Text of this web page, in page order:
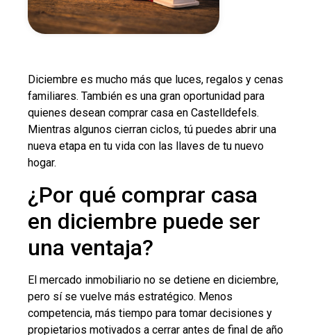
Diciembre es mucho más que luces, regalos y cenas
familiares. También es una gran oportunidad para
quienes desean comprar casa en Castelldefels.
Mientras algunos cierran ciclos, tú puedes abrir una
nueva etapa en tu vida con las llaves de tu nuevo
hogar.
¿Por qué comprar casa
en diciembre puede ser
una ventaja?
El mercado inmobiliario no se detiene en diciembre,
pero sí se vuelve más estratégico. Menos
competencia, más tiempo para tomar decisiones y
propietarios motivados a cerrar antes de final de año